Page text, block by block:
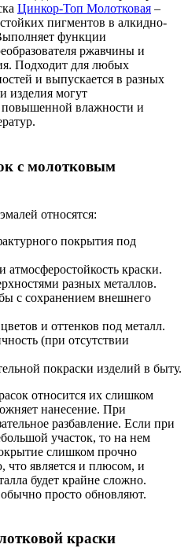
Цинкор-Топ Молотковая –
пигментов в алкидно-
функции
ржавчины и
Подходит для любых
и выпускается в разных
изделия могут
повышенной влажности и
с молотковым
относятся:
покрытия под
атмосферостойкость краски.
разных металлов.
с сохранением внешнего
и оттенков под металл.
(при отсутствии
покраски изделий в быту.
относится их слишком
нанесение. При
разбавление. Если при
участок, то на нем
слишком прочно
что является и плюсом, и
будет крайне сложно.
просто обновляют.
краски